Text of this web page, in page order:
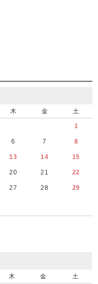
木 金 土
1
6 7 8
13 14 15
20 21 22
27 28 29
木 金 土